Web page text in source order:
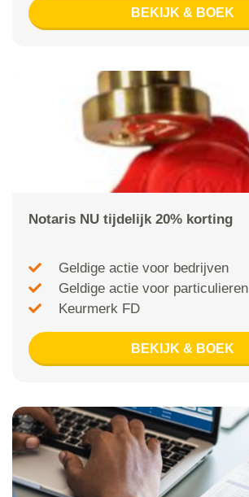
BEKIJK & BOEK
Notaris NU tijdelijk 20% korting
Geldige actie voor bedrijven
Geldige actie voor particulieren
Keurmerk FD
BEKIJK & BOEK